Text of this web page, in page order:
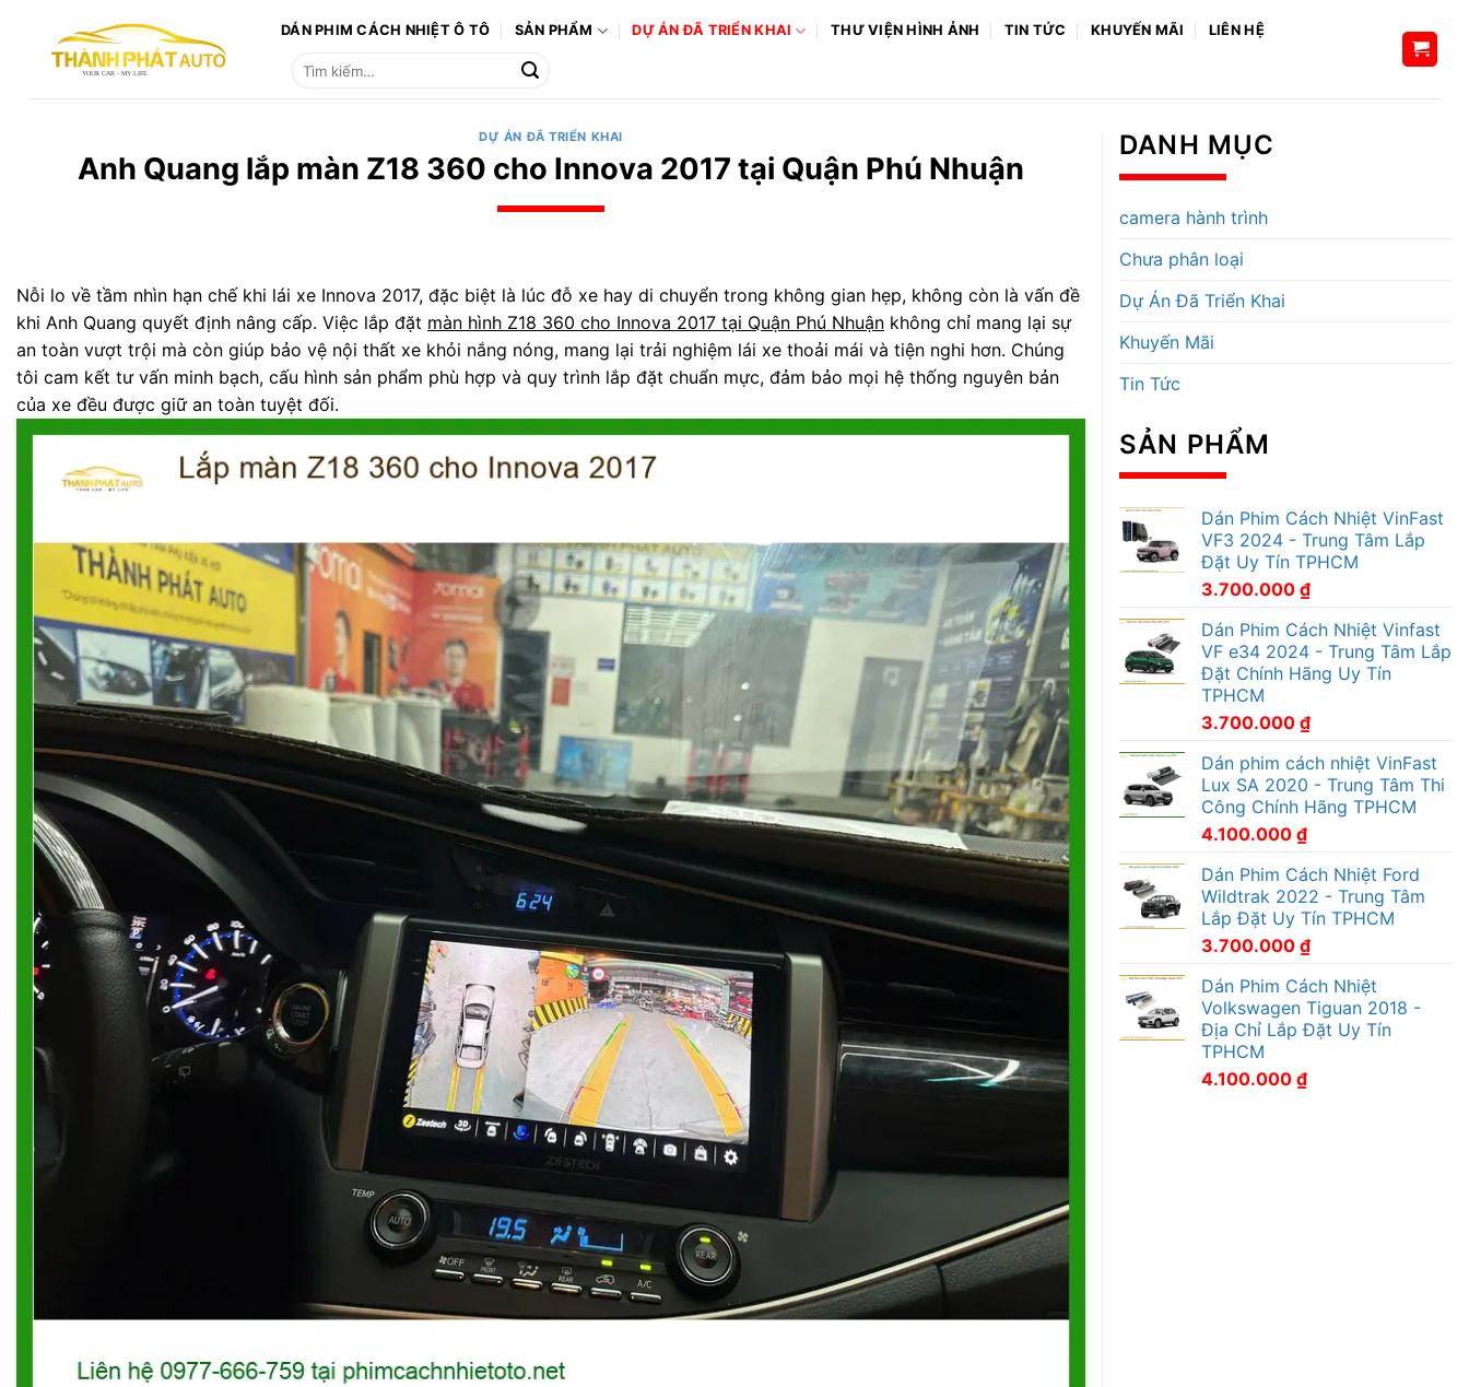
dung
DÁN PHIM CÁCH NHIỆT Ô TÔ SẢN PHẨM DỰ ÁN ĐÃ TRIỂN KHAI THƯ VIỆN HÌNH ẢNH TIN TỨC KHUYẾN MÃI
LIÊN HỆ
Tìm
DỰ ÁN ĐÃ TRIỂN KHAI
Anh Quang lắp màn Z18 360 cho Innova 2017 tại Quận Phú Nhuận
Nỗi lo về tầm nhìn hạn chế khi lái xe Innova 2017, đặc biệt là lúc đỗ xe hay di chuyển trong không gian hẹp, không còn là vấn đề
khi Anh Quang quyết định nâng cấp. Việc lắp đặt màn hình Z18 360 cho Innova 2017 tại Quận Phú Nhuận không chỉ mang lại sự
an toàn vượt trội mà còn giúp bảo vệ nội thất xe khỏi nắng nóng, mang lại trải nghiệm lái xe thoải mái và tiện nghi hơn. Chúng
tôi cam kết tư vấn minh bạch, cấu hình sản phẩm phù hợp và quy trình lắp đặt chuẩn mực, đảm bảo mọi hệ thống nguyên bản
của xe đều được giữ an toàn tuyệt đối.
DANH MỤC
camera hành trình
Chưa phân loại
Dự Án Đã Triển Khai
Khuyến Mãi
Tin Tức
SẢN PHẨM
Dán Phim Cách Nhiệt VinFast
VF3 2024 - Trung Tâm Lắp
Đặt Uy Tín TPHCM
3.700.000 ₫
Dán Phim Cách Nhiệt Vinfast
VF e34 2024 - Trung Tâm Lắp
Đặt Chính Hãng Uy Tín
TPHCM
3.700.000 ₫
Dán phim cách nhiệt VinFast
Lux SA 2020 - Trung Tâm Thi
Công Chính Hãng TPHCM
4.100.000 ₫
Dán Phim Cách Nhiệt Ford
Wildtrak 2022 - Trung Tâm
Lắp Đặt Uy Tín TPHCM
3.700.000 ₫
Dán Phim Cách Nhiệt
Volkswagen Tiguan 2018 -
Địa Chỉ Lắp Đặt Uy Tín
TPHCM
4.100.000 ₫